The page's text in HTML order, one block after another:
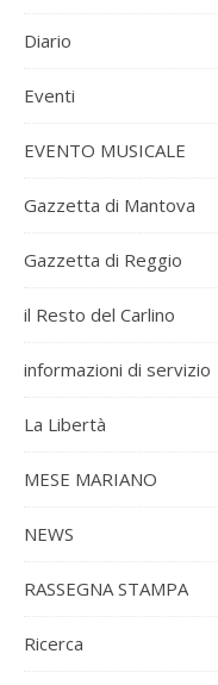
Diario
Eventi
EVENTO MUSICALE
Gazzetta di Mantova
Gazzetta di Reggio
il Resto del Carlino
informazioni di servizio
La Libertà
MESE MARIANO
NEWS
RASSEGNA STAMPA
Ricerca